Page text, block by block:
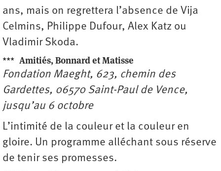
ans, mais on regrettera l’absence de Vija
Celmins, Philippe Dufour, Alex Katz ou
Vladimir Skoda.
*** Amitiés, Bonnard et Matisse
Fondation Maeght, 623, chemin des
Gardettes, 06570 Saint-Paul de Vence,
jusqu’au 6 octobre
L’intimité de la couleur et la couleur en
gloire. Un programme alléchant sous réserve
de tenir ses promesses.